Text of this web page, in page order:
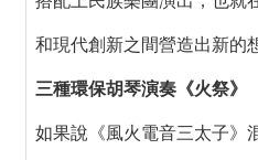
和現代創新之間營造出新的
三種環保胡琴演奏《火祭》
如果說《風火電音三太子》